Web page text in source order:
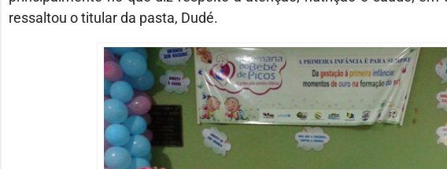
ressaltou o titular da pasta, Dudé.